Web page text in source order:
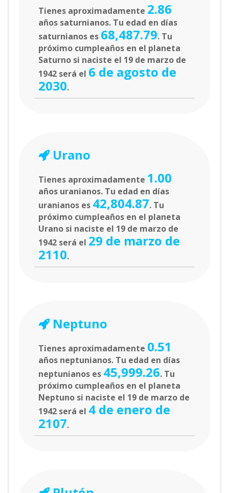
Tienes aproximadamente 2.86
años saturnianos. Tu edad en días
saturnianos es 68,487.79. Tu
próximo cumpleaños en el planeta
Saturno si naciste el 19 de marzo de
1942 será el 6 de agosto de
2030.
Urano
Tienes aproximadamente 1.00
años uranianos. Tu edad en días
uranianos es 42,804.87. Tu
próximo cumpleaños en el planeta
Urano si naciste el 19 de marzo de
1942 será el 29 de marzo de
2110.
Neptuno
Tienes aproximadamente 0.51
años neptunianos. Tu edad en días
neptunianos es 45,999.26. Tu
próximo cumpleaños en el planeta
Neptuno si naciste el 19 de marzo de
1942 será el 4 de enero de
2107.